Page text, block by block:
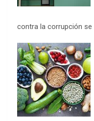
contra la corrupción se